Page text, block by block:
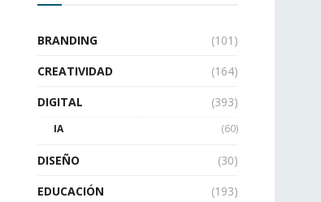
BRANDING
(101)
CREATIVIDAD
(164)
DIGITAL
(393)
IA (60)
DISEÑO
(30)
EDUCACIÓN
(193)